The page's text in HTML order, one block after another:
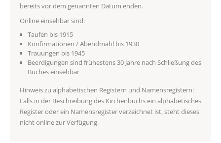
bereits vor dem genannten Datum enden.
Online einsehbar sind:
Taufen bis 1915
Konfirmationen / Abendmahl bis 1930
Trauungen bis 1945
Beerdigungen sind frühestens 30 Jahre nach Schließung des
Buches einsehbar
Hinweis zu alphabetischen Registern und Namensregistern:
Falls in der Beschreibung des Kirchenbuchs ein alphabetisches
Register oder ein Namensregister verzeichnet ist, steht dieses
nicht online zur Verfügung.